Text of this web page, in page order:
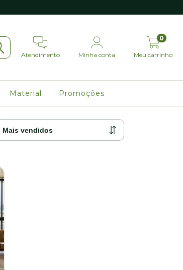
Atendimento Minha conta Meu carrinho
0
Material Promoções